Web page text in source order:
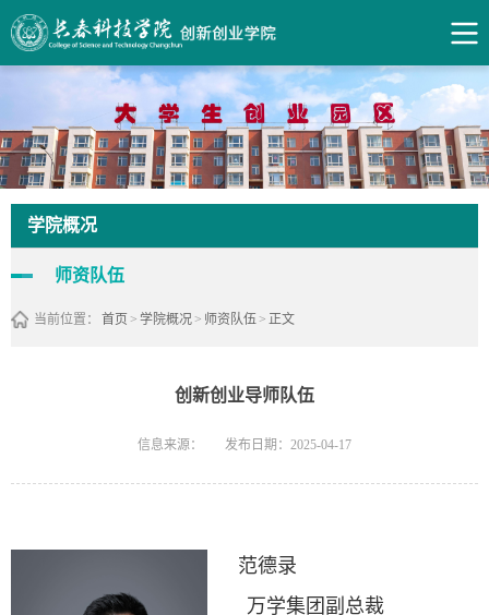
学院概况
师资队伍
当前位置： 首页 > 学院概况 > 师资队伍 > 正文
创新创业导师队伍
信息来源： 发布日期：2025-04-17
范德录
万学集团副总裁